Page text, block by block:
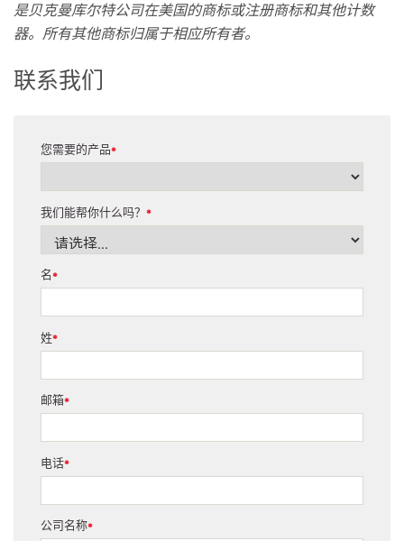
是贝克曼库尔特公司在美国的商标或注册商标和其他计数
器。所有其他商标归属于相应所有者。
联系我们
*
您需要的产品
*
我们能帮你什么吗？
*
名
*
姓
*
邮箱
*
电话
*
公司名称